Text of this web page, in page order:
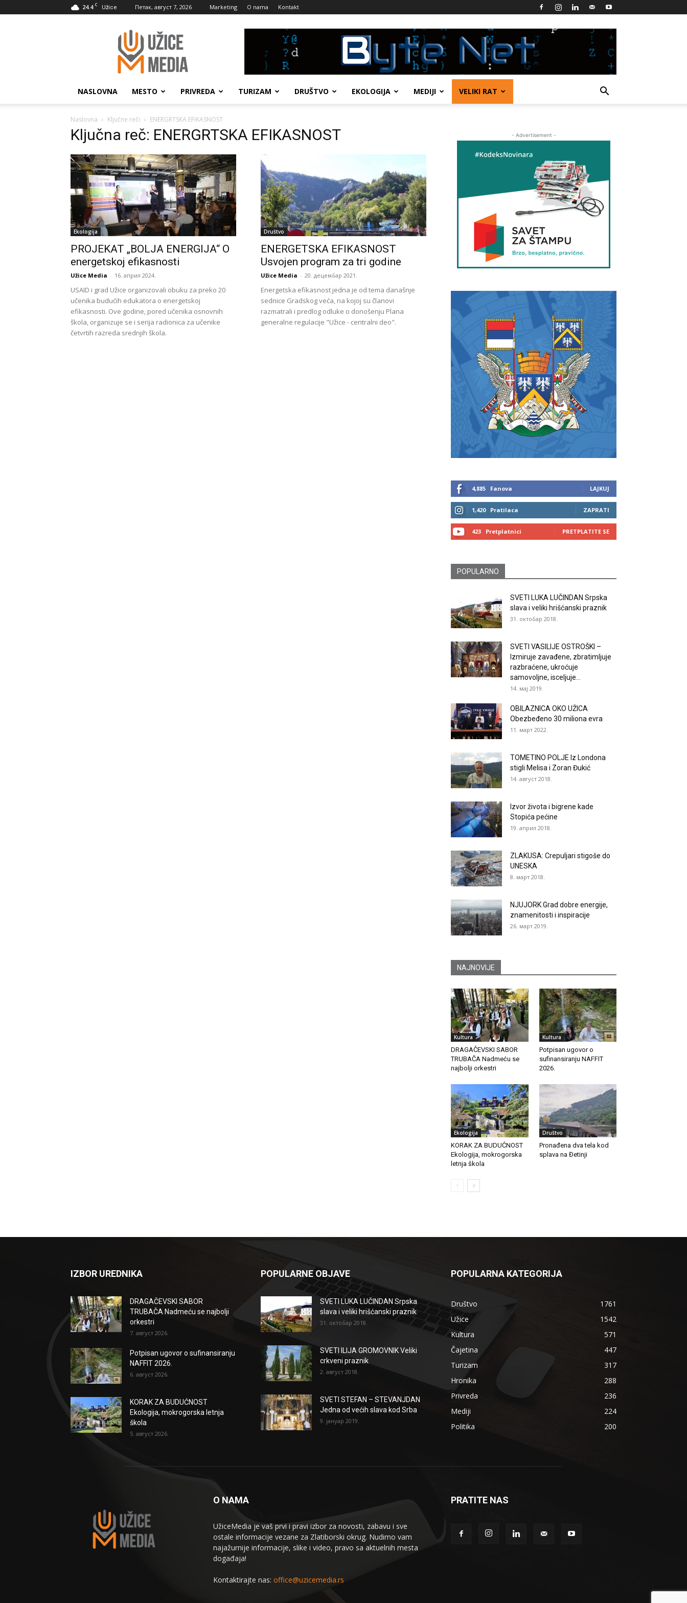
24.4 C Užice Петак, август 7, 2026 Marketing O nama Kontakt
UžiceMedia
NASLOVNA MESTO PRIVREDA TURIZAM DRUŠTVO EKOLOGIJA MEDIJI VELIKI RAT
Naslovna Ključne reči ENERGRTSKA EFIKASNOST
Ključna reč: ENERGRTSKA EFIKASNOST
Ekologija
PROJEKAT „BOLJA ENERGIJA“ O
energetskoj efikasnosti
Užice Media - 16. април 2024.
USAID i grad Užice organizovali obuku za preko 20
učenika budućih edukatora o energetskoj
efikasnosti. Ove godine, pored učenika osnovnih
škola, organizuje se i serija radionica za učenike
četvrtih razreda srednjih škola.
Društvo
ENERGETSKA EFIKASNOST
Usvojen program za tri godine
Užice Media - 20. децембар 2021.
Energetska efikasnost jedna je od tema današnje
sednice Gradskog veća, na kojoj su članovi
razmatrali i predlog odluke o donošenju Plana
generalne regulacije "Užice - centralni deo".
- Advertisement -
4,885 Fanova LAJKUJ
1,420 Pratilaca ZAPRATI
423 Pretplatnici PRETPLATITE SE
POPULARNO
SVETI LUKA LUČINDAN Srpska
slava i veliki hrišćanski praznik
31. октобар 2018.
SVETI VASILIJE OSTROŠKI –
Izmiruje zavađene, zbratimljuje
razbraćene, ukroćuje
samovoljne, isceljuje...
14. мај 2019.
OBILAZNICA OKO UŽICA
Obezbeđeno 30 miliona evra
11. март 2022.
TOMETINO POLJE Iz Londona
stigli Melisa i Zoran Đukić
14. август 2018.
Izvor života i bigrene kade
Stopića pećine
19. април 2018.
ZLAKUSA: Crepuljari stigoše do
UNESKA
8. март 2018.
NJUJORK Grad dobre energije,
znamenitosti i inspiracije
26. март 2019.
NAJNOVIJE
Kultura
DRAGAČEVSKI SABOR
TRUBAČA Nadmeću se
najbolji orkestri
Kultura
Potpisan ugovor o
sufinansiranju NAFFIT
2026.
Ekologija
KORAK ZA BUDUĆNOST
Ekologija, mokrogorska
letnja škola
Društvo
Pronađena dva tela kod
splava na Đetinji
IZBOR UREDNIKA
DRAGAČEVSKI SABOR
TRUBAČA Nadmeću se najbolji
orkestri
7. август 2026.
Potpisan ugovor o sufinansiranju
NAFFIT 2026.
6. август 2026.
KORAK ZA BUDUĆNOST
Ekologija, mokrogorska letnja
škola
5. август 2026.
POPULARNE OBJAVE
SVETI LUKA LUČINDAN Srpska
slava i veliki hrišćanski praznik
31. октобар 2018.
SVETI ILIJA GROMOVNIK Veliki
crkveni praznik
2. август 2018.
SVETI STEFAN – STEVANJDAN
Jedna od većih slava kod Srba
9. јануар 2019.
POPULARNA KATEGORIJA
Društvo
1761
Užice
1542
Kultura
571
Čajetina
447
Turizam
317
Hronika
288
Privreda
236
Mediji
224
Politika
200
O NAMA
UžiceMedia je vaš prvi i pravi izbor za novosti, zabavu i sve
ostale informacije vezane za Zlatiborski okrug. Nudimo vam
najažurnije informacije, slike i video, pravo sa aktuelnih mesta
događaja!
Kontaktirajte nas: office@uzicemedia.rs
PRATITE NAS